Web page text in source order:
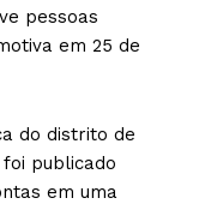
pessoas
em 25 de
do distrito de
publicado
em uma